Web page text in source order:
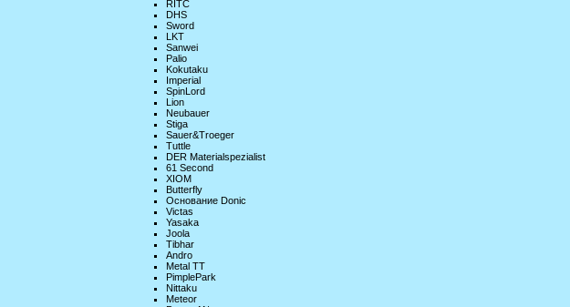
RITC
DHS
Sword
LKT
Sanwei
Palio
Kokutaku
Imperial
SpinLord
Lion
Neubauer
Stiga
Sauer&Troeger
Tuttle
DER Materialspezialist
61 Second
XIOM
Butterfly
Основание Donic
Victas
Yasaka
Joola
Tibhar
Andro
Metal TT
PimplePark
Nittaku
Meteor